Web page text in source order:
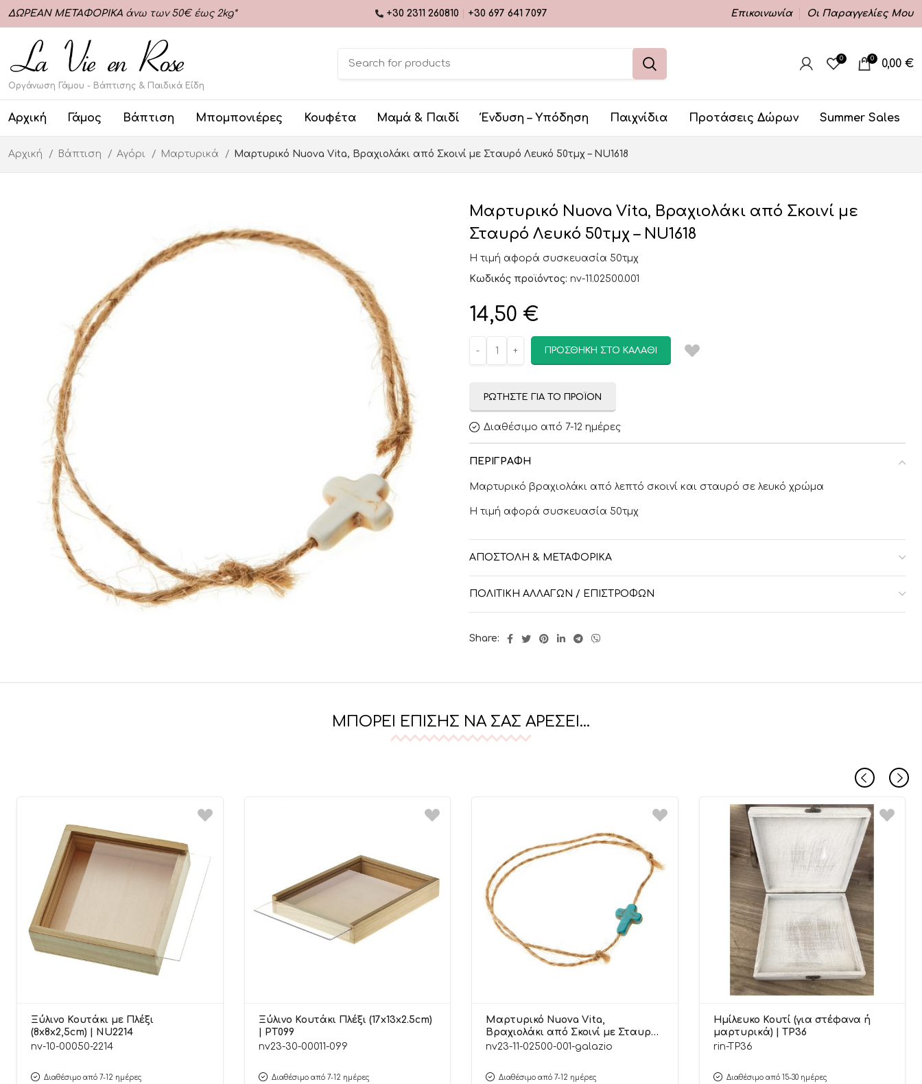
ΔΩΡΕΑΝ ΜΕΤΑΦΟΡΙΚΑ άνω των 50€ έως 2kg* +30 2311 260810 +30 697 641 7097 Επικοινωνία Οι Παραγγελίες Μου
Οργάνωση Γάμου - Βάπτισης & Παιδικά Είδη
0 0 0,00 €
Αρχική Γάμος Βάπτιση Μπομπονιέρες Κουφέτα Μαμά & Παιδί Ένδυση – Υπόδηση Παιχνίδια Προτάσεις Δώρων Summer Sales
Αρχική Βάπτιση Αγόρι Μαρτυρικά Μαρτυρικό Nuova Vita, Βραχιολάκι από Σκοινί με Σταυρό Λευκό 50τμχ – NU1618
Μαρτυρικό Nuova Vita, Βραχιολάκι από Σκοινί με
Σταυρό Λευκό 50τμχ – NU1618
Η τιμή αφορά συσκευασία 50τμχ
Κωδικός προϊόντος: nv-11.02500.001
14,50 €
ΠΡΟΣΘΉΚΗ ΣΤΟ ΚΑΛΆΘΙ
ΡΩΤΉΣΤΕ ΓΙΑ ΤΟ ΠΡΟΪΌΝ
Διαθέσιμο από 7-12 ημέρες
ΠΕΡΙΓΡΑΦΉ
Μαρτυρικό βραχιολάκι από λεπτό σκοινί και σταυρό σε λευκό χρώμα
Η τιμή αφορά συσκευασία 50τμχ
ΑΠΟΣΤΟΛΉ & ΜΕΤΑΦΟΡΙΚΆ
ΠΟΛΙΤΙΚΉ ΑΛΛΑΓΏΝ / ΕΠΙΣΤΡΟΦΏΝ
Share:
ΜΠΟΡΕΊ ΕΠΊΣΗΣ ΝΑ ΣΑΣ ΑΡΈΣΕΙ…
Ξύλινο Κουτάκι με Πλέξι
(8x8x2,5cm) | NU2214
nv-10-00050-2214
Διαθέσιμο από 7-12 ημέρες
Ξύλινο Κουτάκι Πλέξι (17x13x2.5cm)
| ΡΤ099
nv23-30-00011-099
Διαθέσιμο από 7-12 ημέρες
Μαρτυρικό Nuova Vita,
Βραχιολάκι από Σκοινί με Σταυρό
Γαλάζιο για Αγόρια 50τμχ – NU1618
nv23-11-02500-001-galazio
Διαθέσιμο από 7-12 ημέρες
Ημίλευκο Κουτί (για στέφανα ή
μαρτυρικά) | ΤΡ36
rin-TP36
Διαθέσιμο από 15-30 ημέρες